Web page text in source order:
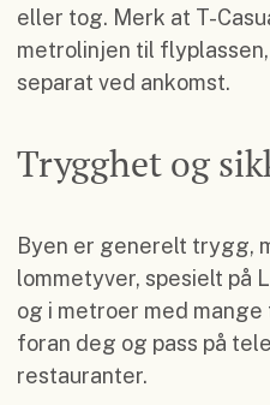
eller tog. Merk at T-
metrolinjen til
separat ved ankomst.
Trygghet og
Byen er generelt trygg,
lommetyver, spesielt på
og i metroer med
foran deg og pass på
restauranter.